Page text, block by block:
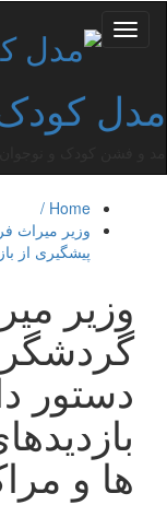
Toggle
navigation
مدل
Home /
وزیر میراث
پیشگیری از
وزیر
دستور
ها و